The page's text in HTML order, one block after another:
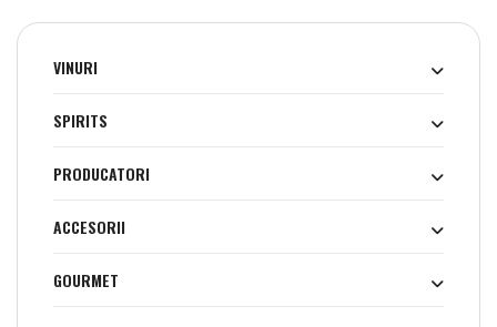
VINURI
SPIRITS
PRODUCATORI
ACCESORII
GOURMET